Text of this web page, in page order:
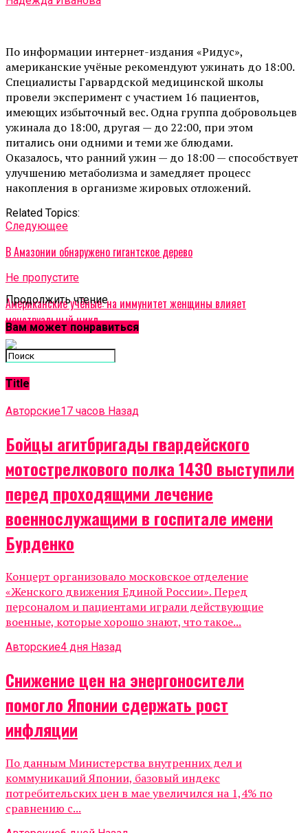
По информации интернет-издания «Ридус»,
американские учёные рекомендуют ужинать до 18:00.
Специалисты Гарвардской медицинской школы
провели эксперимент с участием 16 пациентов,
имеющих избыточный вес. Одна группа добровольцев
ужинала до 18:00, другая — до 22:00, при этом
питались они одними и теми же блюдами.
Оказалось, что ранний ужин — до 18:00 — способствует
улучшению метаболизма и замедляет процесс
накопления в организме жировых отложений.
Related Topics:
Cледующее
В Амазонии обнаружено гигантское дерево
Не пропустите
Американские учёные: на иммунитет женщины влияет
менструальный цикл
Продолжить чтение
Вам может понравиться
Title
Авторские17 часов Назад
Бойцы агитбригады гвардейского
мотострелкового полка 1430 выступили
перед проходящими лечение
военнослужащими в госпитале имени
Бурденко
Концерт организовало московское отделение
«Женского движения Единой России». Перед
персоналом и пациентами играли действующие
военные, которые хорошо знают, что такое...
Авторские4 дня Назад
Снижение цен на энергоносители
помогло Японии сдержать рост
инфляции
По данным Министерства внутренних дел и
коммуникаций Японии, базовый индекс
потребительских цен в мае увеличился на 1,4% по
сравнению с...